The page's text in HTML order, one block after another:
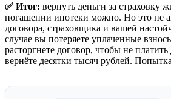
✅ Итог: вернуть деньги за страховку
погашении ипотеки можно. Но это не
договора, страховщика и вашей
случае вы потеряете уплаченные
расторгнете договор, чтобы не
вернёте десятки тысяч рублей.